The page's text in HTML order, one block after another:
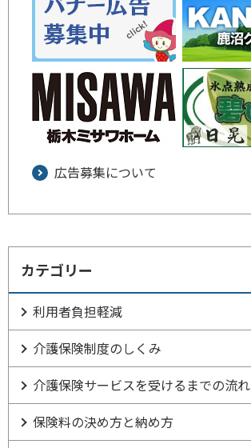
広告募集について
カテゴリー
利用者負担軽減
介護保険制度のしくみ
介護保険サービスを受けるまでの流れ
保険料の決め方と納め方